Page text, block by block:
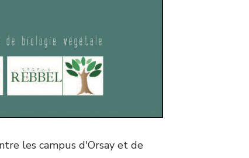
les campus d'Orsay et de